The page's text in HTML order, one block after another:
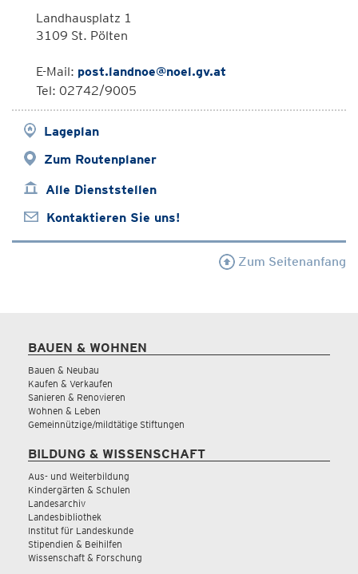
Landhausplatz 1
3109 St. Pölten
E-Mail: post.landnoe@noel.gv.at
Tel: 02742/9005
Lageplan
Zum Routenplaner
Alle Dienststellen
Kontaktieren Sie uns!
Zum Seitenanfang
BAUEN & WOHNEN
Bauen & Neubau
Kaufen & Verkaufen
Sanieren & Renovieren
Wohnen & Leben
Gemeinnützige/mildtätige Stiftungen
BILDUNG & WISSENSCHAFT
Aus- und Weiterbildung
Kindergärten & Schulen
Landesarchiv
Landesbibliothek
Institut für Landeskunde
Stipendien & Beihilfen
Wissenschaft & Forschung